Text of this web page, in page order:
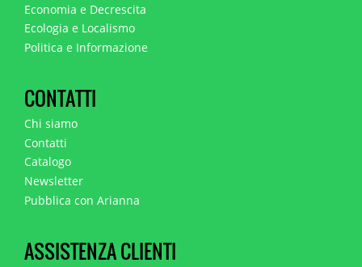
Economia e Decrescita
Ecologia e Localismo
Politica e Informazione
CONTATTI
Chi siamo
Contatti
Catalogo
Newsletter
Pubblica con Arianna
ASSISTENZA CLIENTI